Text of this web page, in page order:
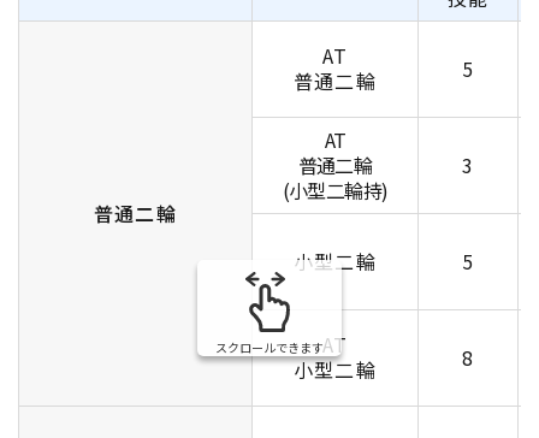
普通二輪
AT
普通二輪
5
AT
普通二輪
(小型二輪持)
3
小型二輪 5
AT
小型二輪
8
スクロールできます